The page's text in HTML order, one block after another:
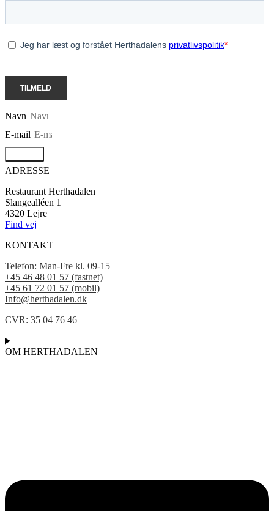
Navn
E-mail
ADRESSE
Restaurant Herthadalen
Slangealléen 1
4320 Lejre
Find vej
KONTAKT
Telefon: Man-Fre kl. 09-15
+45 46 48 01 57 (fastnet)
+45 61 72 01 57 (mobil)
Info@herthadalen.dk
CVR: 35 04 76 46
OM HERTHADALEN